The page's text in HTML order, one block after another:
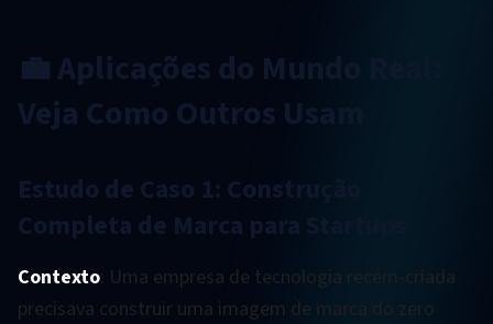
💼 Aplicações do Mundo Real:
Veja Como Outros Usam
Estudo de Caso 1: Construção
Completa de Marca para Startups
Contexto: Uma empresa de tecnologia recém-criada
precisava construir uma imagem de marca do zero